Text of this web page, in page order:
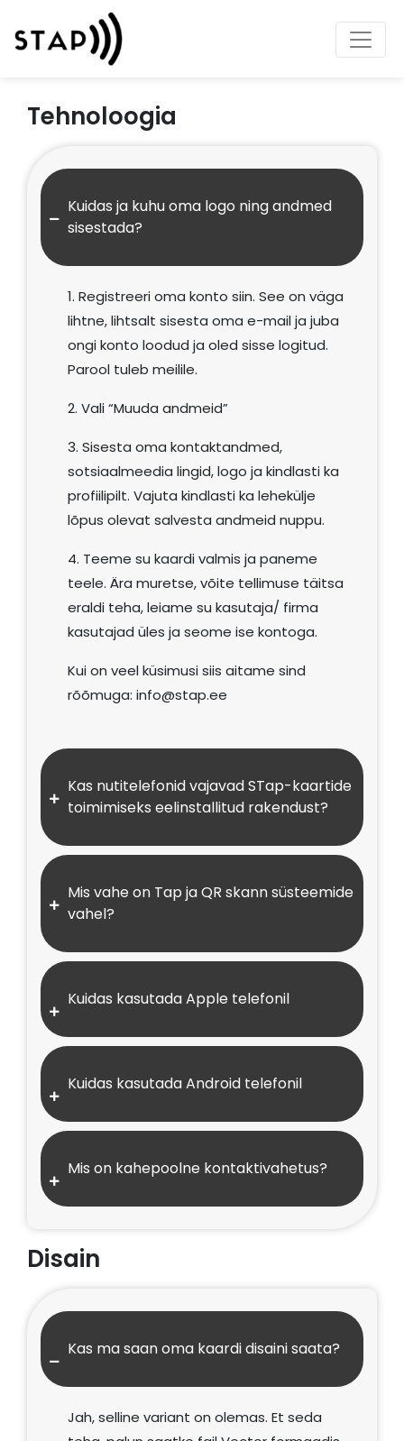
Tehnoloogia
Kuidas ja kuhu oma logo ning andmed
sisestada?
1. Registreeri oma konto siin. See on väga
lihtne, lihtsalt sisesta oma e-mail ja juba
ongi konto loodud ja oled sisse logitud.
Parool tuleb meilile.
2. Vali “Muuda andmeid”
3. Sisesta oma kontaktandmed,
sotsiaalmeedia lingid, logo ja kindlasti ka
profiilipilt. Vajuta kindlasti ka lehekülje
lõpus olevat salvesta andmeid nuppu.
4. Teeme su kaardi valmis ja paneme
teele. Ära muretse, võite tellimuse täitsa
eraldi teha, leiame su kasutaja/ firma
kasutajad üles ja seome ise kontoga.
Kui on veel küsimusi siis aitame sind
rõõmuga: info@stap.ee
Kas nutitelefonid vajavad STap-kaartide
toimimiseks eelinstallitud rakendust?
Mis vahe on Tap ja QR skann süsteemide
vahel?
Kuidas kasutada Apple telefonil
Kuidas kasutada Android telefonil
Mis on kahepoolne kontaktivahetus?
Disain
Kas ma saan oma kaardi disaini saata?
Jah, selline variant on olemas. Et seda